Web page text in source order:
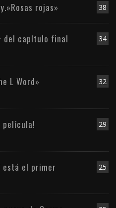
38
rojas»
34
del capítulo final
32
L Word»
29
película!
25
está el primer